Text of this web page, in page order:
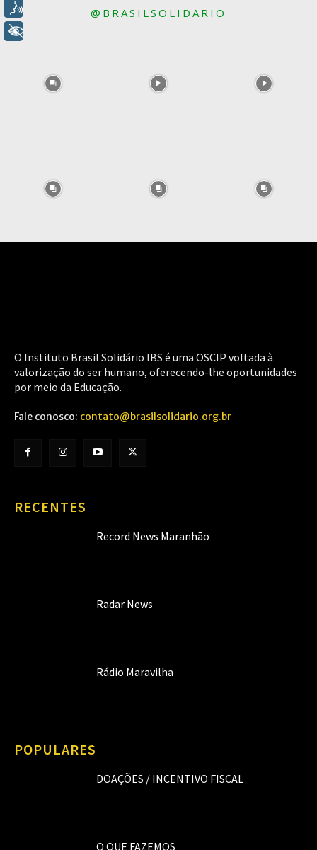
@BRASILSOLIDARIO
O Instituto Brasil Solidário IBS é uma OSCIP voltada à
valorização do ser humano, oferecendo-lhe oportunidades
por meio da Educação.
Fale conosco: contato@brasilsolidario.org.br
RECENTES
Record News Maranhão
Radar News
Rádio Maravilha
POPULARES
DOAÇÕES / INCENTIVO FISCAL
O QUE FAZEMOS